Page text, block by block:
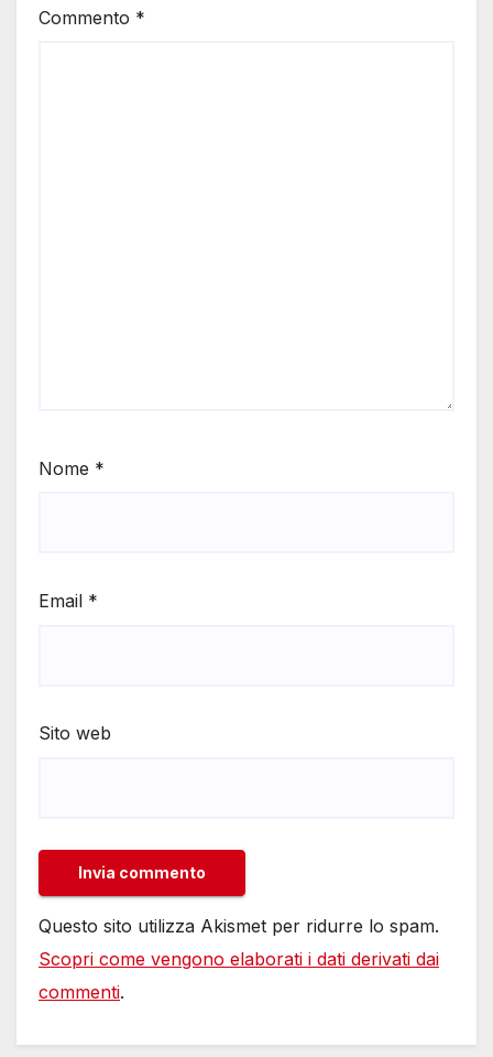
Commento *
Nome *
Email *
Sito web
Questo sito utilizza Akismet per ridurre lo spam.
Scopri come vengono elaborati i dati derivati dai
commenti.